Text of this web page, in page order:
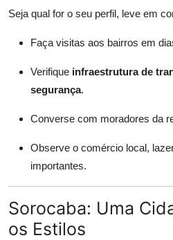
Seja qual for o seu perfil, leve em
Faça visitas aos bairros em
Verifique infraestrutura de
segurança.
Converse com moradores da
Observe o comércio local,
importantes.
Sorocaba: Uma
os Estilos